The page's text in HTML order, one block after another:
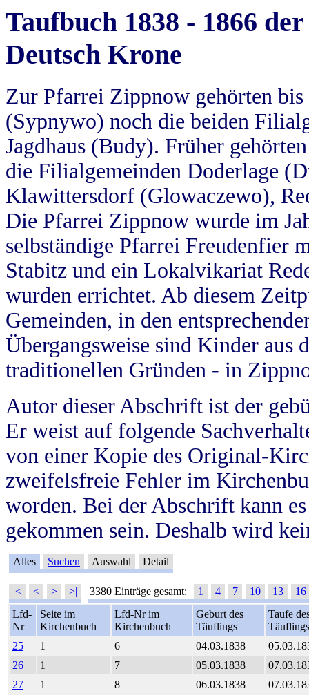
Taufbuch 1838 - 1866
Deutsch Krone
Zur Pfarrei Zippnow gehörten
(Sypnywo) noch die beiden
Jagdhaus (Budy). Früher
die Filialgemeinden Doderlage
Klawittersdorf (Glowaczewo),
Die Pfarrei Zippnow wurde im
selbständige Pfarrei Freudenfier
Stabitz und ein Lokalvikariat
wurden errichtet. Ab diesem
Gemeinden, in den
Übergangsweise sind Kinder aus
traditionellen Gründen - in
Autor dieser Abschrift ist der
Er weist auf folgende
von einer Kopie des Original-
zweifelsfreie Fehler im
worden. Bei der Abschrift kann
gekommen sein. Deshalb wird
Alles Suchen Auswahl Detail
|< < > >| 3380 Einträge gesamt: 1 4 7 10 13
16
Lfd-
Nr
Seite im
Kirchenbuch
Lfd-Nr im
Kirchenbuch
Geburt des
Täuflings
Taufe
Täuflings
25
1 6 04.03.1838
26
1 7 05.03.1838
27
1 8 06.03.1838